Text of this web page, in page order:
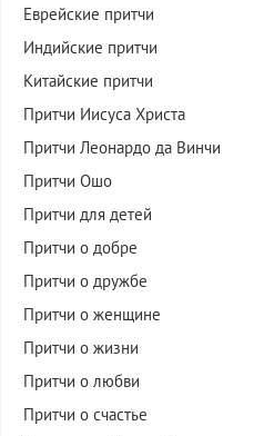
Еврейские притчи
Индийские притчи
Китайские притчи
Притчи Иисуса Христа
Притчи Леонардо да Винчи
Притчи Ошо
Притчи для детей
Притчи о добре
Притчи о дружбе
Притчи о женщине
Притчи о жизни
Притчи о любви
Притчи о счастье